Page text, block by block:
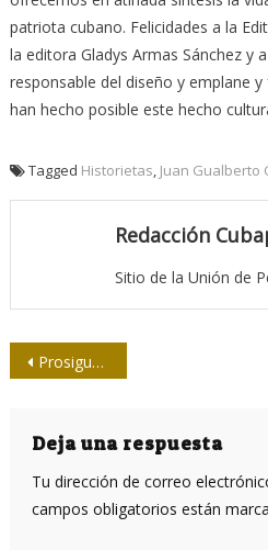
patriota cubano. Felicidades a la
la editora Gladys Armas Sánchez y
responsable del diseño y emplane
han hecho posible este hecho
Tagged Historietas, Juan Gualberto
Redacción
Sitio de la Unión de
Navegación
entradas
Prosiguen periodistas acciones de superación en Ciego de Ávila
Deja una respuesta
Tu dirección de correo
campos obligatorios están